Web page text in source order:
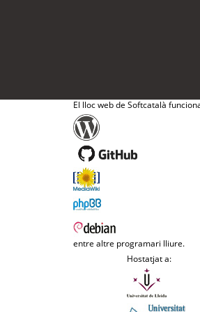
El lloc web de Softcatalà
entre altre programari lliure.
Hostatjat a: